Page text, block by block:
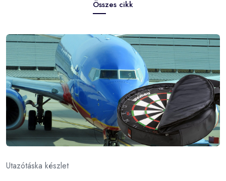
Összes cikk
Utazótáska készlet